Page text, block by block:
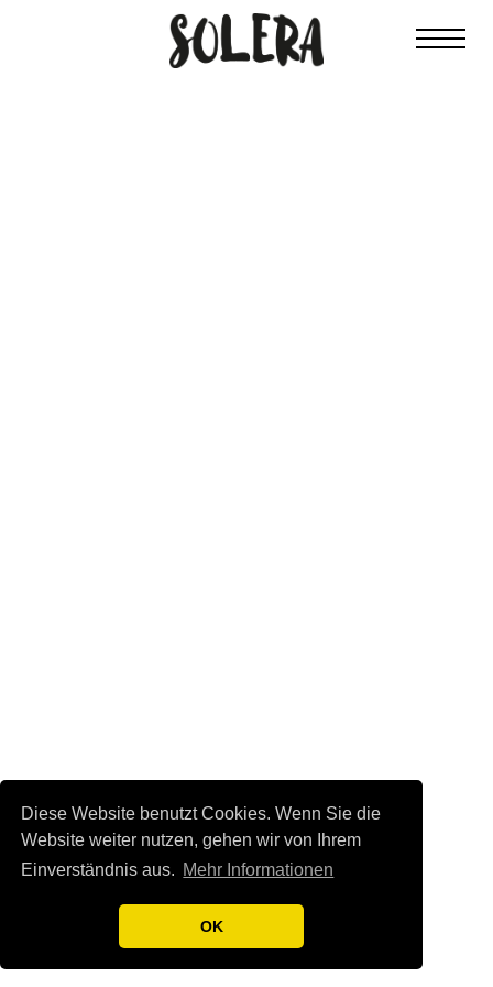
Diese Website benutzt Cookies. Wenn Sie die
Website weiter nutzen, gehen wir von Ihrem
Einverständnis aus. Mehr Informationen
OK